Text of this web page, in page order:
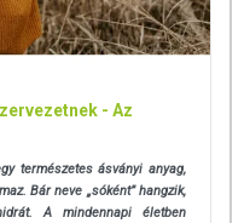
- Az
természetes ásványi anyag,
Bár neve „sóként” hangzik,
A mindennapi életben